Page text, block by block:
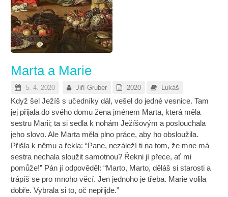
Marta a Marie
5. 4. 2020 Jiří Gruber 2020 Lukáš
Když šel Ježíš s učedníky dál, vešel do jedné vesnice. Tam
jej přijala do svého domu žena jménem Marta, která měla
sestru Marii; ta si sedla k nohám Ježíšovým a poslouchala
jeho slovo. Ale Marta měla plno práce, aby ho obsloužila.
Přišla k němu a řekla: “Pane, nezáleží ti na tom, že mne má
sestra nechala sloužit samotnou? Řekni jí přece, ať mi
pomůže!” Pán jí odpověděl: “Marto, Marto, děláš si starosti a
trápíš se pro mnoho věcí. Jen jednoho je třeba. Marie volila
dobře. Vybrala si to, oč nepřijde.”